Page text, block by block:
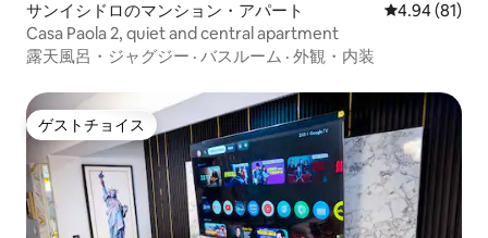
サンイシドロのマンション・アパート レビュー81
4.94 (81)
Casa Paola 2, quiet and central apartment
露天風呂・ジャグジー · バスルーム · 外観・内装
ゲストチョイス
ゲストチョイス